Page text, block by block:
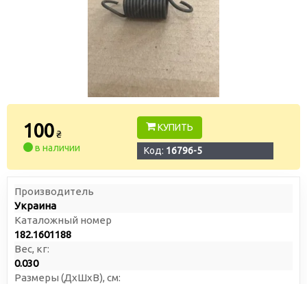
100₴
в наличии
КУПИТЬ
Код: 16796-5
Производитель
Украина
Каталожный номер
182.1601188
Вес, кг:
0.030
Размеры (ДxШxВ), см: